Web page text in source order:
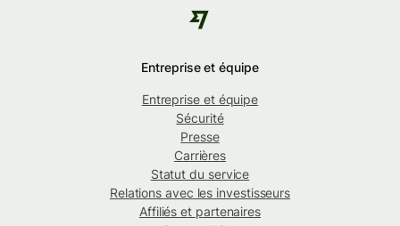
Entreprise et équipe
Entreprise et équipe
Sécurité
Presse
Carrières
Statut du service
Relations avec les investisseurs
Affiliés et partenaires